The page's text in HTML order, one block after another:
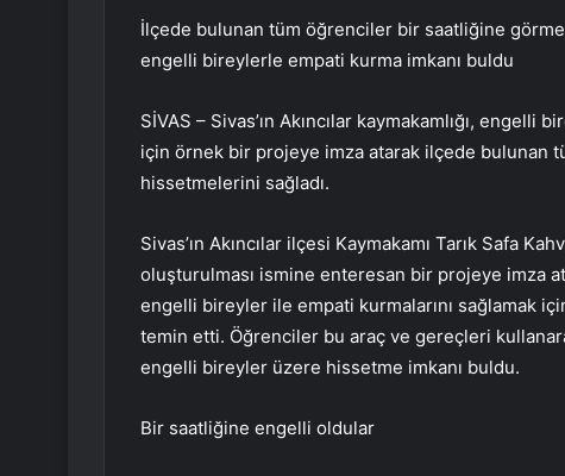
İlçede bulunan tüm öğrenciler bir saatliğine
engelli bireylerle empati kurma imkanı buldu
SİVAS – Sivas’ın Akıncılar kaymakamlığı, engelli
için örnek bir projeye imza atarak ilçede
hissetmelerini sağladı.
Sivas’ın Akıncılar ilçesi Kaymakamı Tarık Safa
oluşturulması ismine enteresan bir projeye imza
engelli bireyler ile empati kurmalarını sağlamak
temin etti. Öğrenciler bu araç ve gereçleri
engelli bireyler üzere hissetme imkanı buldu.
Bir saatliğine engelli oldular